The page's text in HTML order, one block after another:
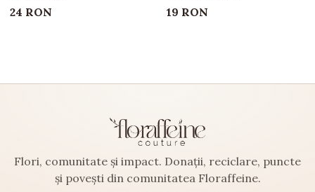
24 RON
19 RON
Flori, comunitate și impact. Donații, reciclare, puncte
și povești din comunitatea Floraffeine.